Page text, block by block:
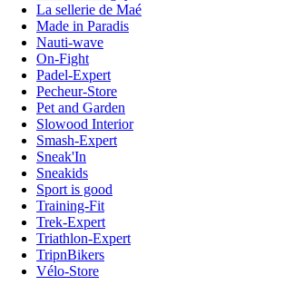
La sellerie de Maé
Made in Paradis
Nauti-wave
On-Fight
Padel-Expert
Pecheur-Store
Pet and Garden
Slowood Interior
Smash-Expert
Sneak'In
Sneakids
Sport is good
Training-Fit
Trek-Expert
Triathlon-Expert
TripnBikers
Vélo-Store